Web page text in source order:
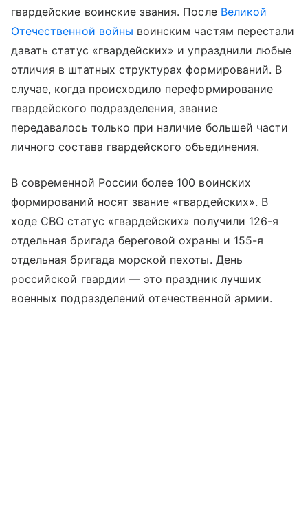
гвардейские воинские звания. После Великой
Отечественной войны воинским частям перестали
давать статус «гвардейских» и упразднили любые
отличия в штатных структурах формирований. В
случае, когда происходило переформирование
гвардейского подразделения, звание
передавалось только при наличие большей части
личного состава гвардейского объединения.
В современной России более 100 воинских
формирований носят звание «гвардейских». В
ходе СВО статус «гвардейских» получили 126-я
отдельная бригада береговой охраны и 155-я
отдельная бригада морской пехоты. День
российской гвардии — это праздник лучших
военных подразделений отечественной армии.